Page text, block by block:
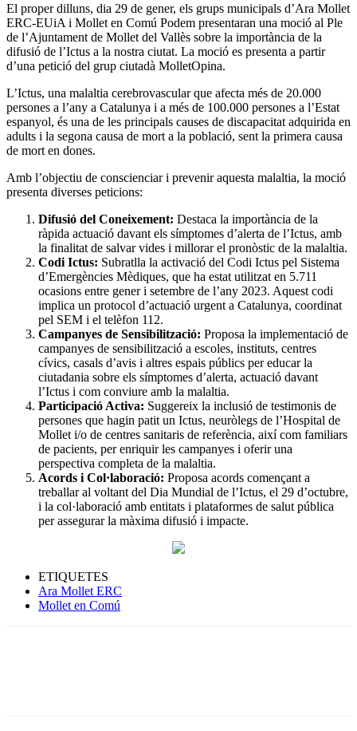
El proper dilluns, dia 29 de gener, els grups municipals d’Ara Mollet
ERC-EUiA i Mollet en Comú Podem presentaran una moció al Ple
de l’Ajuntament de Mollet del Vallès sobre la importància de la
difusió de l’Ictus a la nostra ciutat. La moció es presenta a partir
d’una petició del grup ciutadà MolletOpina.
L’Ictus, una malaltia cerebrovascular que afecta més de 20.000
persones a l’any a Catalunya i a més de 100.000 persones a l’Estat
espanyol, és una de les principals causes de discapacitat adquirida en
adults i la segona causa de mort a la població, sent la primera causa
de mort en dones.
Amb l’objectiu de conscienciar i prevenir aquesta malaltia, la moció
presenta diverses peticions:
Difusió del Coneixement: Destaca la importància de la
ràpida actuació davant els símptomes d’alerta de l’Ictus, amb
la finalitat de salvar vides i millorar el pronòstic de la malaltia.
Codi Ictus: Subratlla la activació del Codi Ictus pel Sistema
d’Emergències Mèdiques, que ha estat utilitzat en 5.711
ocasions entre gener i setembre de l’any 2023. Aquest codi
implica un protocol d’actuació urgent a Catalunya, coordinat
pel SEM i el telèfon 112.
Campanyes de Sensibilització: Proposa la implementació de
campanyes de sensibilització a escoles, instituts, centres
cívics, casals d’avis i altres espais públics per educar la
ciutadania sobre els símptomes d’alerta, actuació davant
l’Ictus i com conviure amb la malaltia.
Participació Activa: Suggereix la inclusió de testimonis de
persones que hagin patit un Ictus, neuròlegs de l’Hospital de
Mollet i/o de centres sanitaris de referència, així com familiars
de pacients, per enriquir les campanyes i oferir una
perspectiva completa de la malaltia.
Acords i Col·laboració: Proposa acords començant a
treballar al voltant del Dia Mundial de l’Ictus, el 29 d’octubre,
i la col·laboració amb entitats i plataformes de salut pública
per assegurar la màxima difusió i impacte.
ETIQUETES
Ara Mollet ERC
Mollet en Comú